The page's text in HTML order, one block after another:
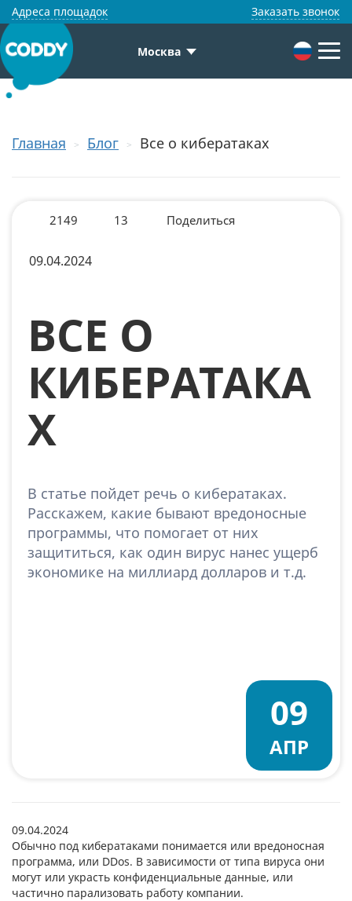
Адреса площадок Заказать звонок
Москва
Главная Блог Все о кибератаках
2149 13 Поделиться
09.04.2024
ВСЕ О
КИБЕРАТАКА
Х
В статье пойдет речь о кибератаках.
Расскажем, какие бывают вредоносные
программы, что помогает от них
защититься, как один вирус нанес ущерб
экономике на миллиард долларов и т.д.
09
АПР
09.04.2024
Обычно под кибератаками понимается или вредоносная
программа, или DDos. В зависимости от типа вируса они
могут или украсть конфиденциальные данные, или
частично парализовать работу компании.